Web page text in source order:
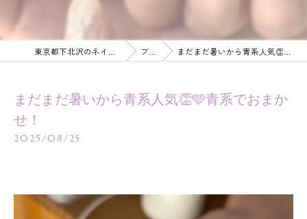
ブログ まだまだ暑いから青系人気👏🩵青系でおまかせ！
まだまだ暑いから青系人気👏🩵青系でおまか
せ！
2025/08/25